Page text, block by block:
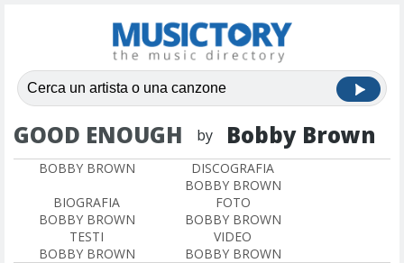
GOOD ENOUGH by Bobby Brown
BOBBY BROWN
DISCOGRAFIA
BOBBY BROWN
BIOGRAFIA
BOBBY BROWN
FOTO
BOBBY BROWN
TESTI
BOBBY BROWN
VIDEO
BOBBY BROWN